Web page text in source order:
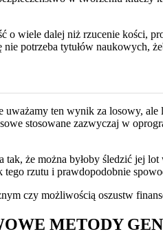
o wiele dalej niż rzucenie kości,
potrzeba tytułów naukowych,
uważamy ten wynik za losowy,
stosowane zazwyczaj w
tak, że można byłoby śledzić
tego rzutu i prawdopodobnie
czy możliwością oszustw
METODY